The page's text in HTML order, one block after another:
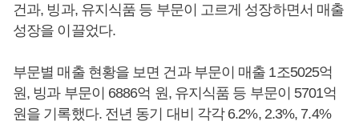
건과, 빙과, 유지식품 등 부문이 고르게 성장하면서 매출
성장을 이끌었다.
부문별 매출 현황을 보면 건과 부문이 매출 1조5025억
원, 빙과 부문이 6886억 원, 유지식품 등 부문이 5701억
원을 기록했다. 전년 동기 대비 각각 6.2%, 2.3%, 7.4%